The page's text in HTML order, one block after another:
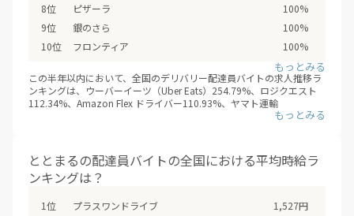
は46,702件、2026年05月は55,319件、2026年06月は73,842件、
2026年07月は61,896件、2026年08月は56,747件と推移。（※デリ
ピザーラ
100%
銀のさら
100%
フロンティア
100%
100%
和食さと
100%
ステーキのあさくま
100%
さわやか
100%
ロイヤルホスト
この半年以内において、全国のデリバリー配達員バイトの求人推移ラ
ンキングは、ウーバーイーツ（Uber Eats）254.79%、ロジクエスト
112.34%、Amazon Flex ドライバー110.93%、ヤマト運輸
105.24%、出前館104.6%と推移しています。（※デリバリーバイト
なっています。
ととまるの配達員バイトの全国における平均時給ラ
ンキングは？
プラスワンドライブ
1,527円